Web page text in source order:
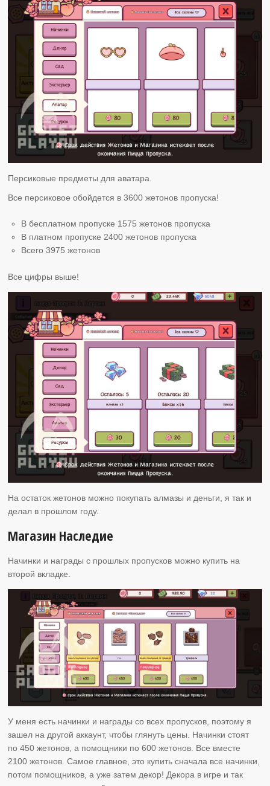
Персиковые предметы для аватара.
Все персиковое обойдется в 3600 жетонов пропуска!
В бесплатном пропуске 1575 жетонов пропуска
В платном пропуске 2400 жетонов пропуска
Всего 3975 жетонов
Все цифры выше!
На остаток жетонов можно покупать алмазы и деньги, я так и
делал в прошлом году.
Магазин Наследие
Начинки и награды с прошлых пропусков можно купить на
второй вкладке.
У меня есть начинки и награды со всех пропусков, поэтому я
зашел на другой аккаунт, чтобы глянуть цены. Начинки стоят
по 450 жетонов, а помощники по 600 жетонов. Все вместе
2100 жетонов. Самое главное, это купить сначала все начинки,
потом помощников, а уже затем декор! Декора в игре и так